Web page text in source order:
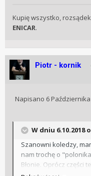
Kupię wszystko,
ENICAR.
Piotr - kornik
Napisano 6
W dniu 6.10.2018
Szanowni koledzy,
nam trochę o
Błonie. Oprócz części